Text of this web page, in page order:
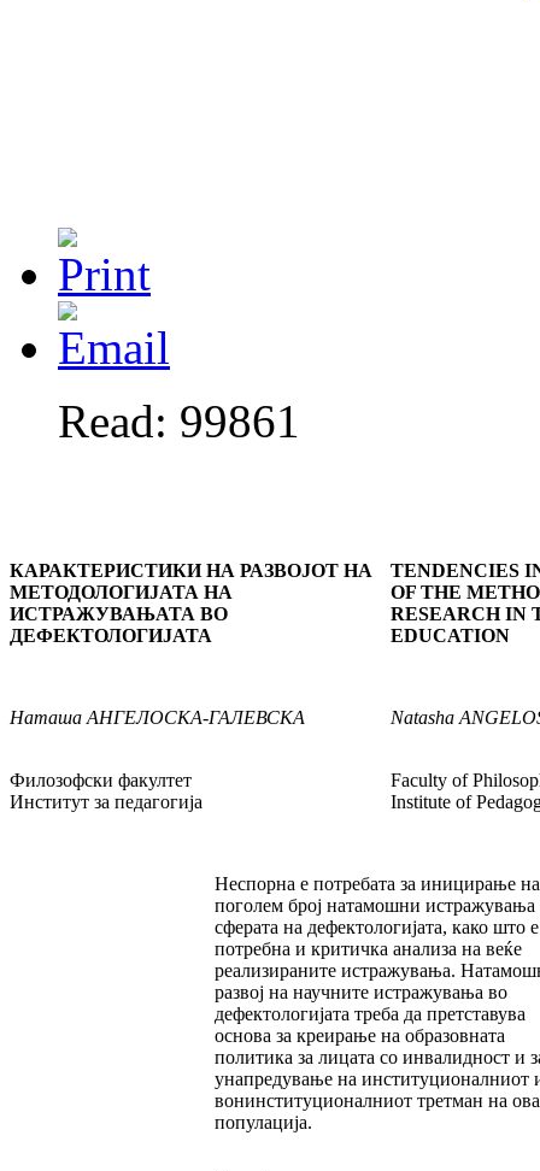
Read: 99861
КАРАКТЕРИСТИКИ НА РАЗВОЈОТ НА
МЕТОДОЛОГИЈАТА НА
ИСТРАЖУВАЊАТА ВО
ДЕФЕКТОЛОГИЈАТА
Наташа АНГЕЛОСКА-ГАЛЕВСКА
Филозофски факултет
Институт за педагогија
TENDENCIES
OF THE
RESEARCH IN
EDUCATION
Natasha
Faculty of
Institute of
Неспорна е потребата за иницирање
поголем број натамошни истражувања
сферата на дефектологијата, како што е
потребна и критичка анализа на веќе
реализираните истражувања.
развој на научните истражувања во
дефектологијата треба да претставува
основа за креирање на образовната
политика за лицата со инвалидност и
унапредување на институционалниот
вонинституционалниот третман на
популација.